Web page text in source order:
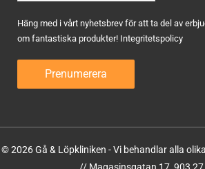
Häng med i vårt nyhetsbrev för att ta del av
om fantastiska produkter! Integritetspolicy
© 2026 Gå & Löpkliniken - Vi behandlar alla
// Magasinsgatan 17, 903 27